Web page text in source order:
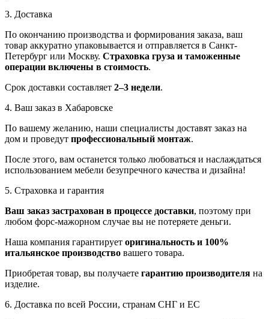
3. Доставка
По окончанию производства и формирования заказа, ваш
товар аккуратно упаковывается и отправляется в Санкт-
Петербург или Москву. Страховка груза и таможенные
операции включены в стоимость.
Срок доставки составляет 2–3 недели.
4. Ваш заказ в Хабаровске
По вашему желанию, наши специалисты доставят заказ на
дом и проведут профессиональный монтаж.
После этого, вам останется только любоваться и наслаждаться
использованием мебели безупречного качества и дизайна!
5. Страховка и гарантия
Ваш заказ застрахован в процессе доставки, поэтому при
любом форс-мажорном случае вы не потеряете деньги.
Наша компания гарантирует оригинальность и 100%
итальянское производство вашего товара.
Приобретая товар, вы получаете гарантию производителя на
изделие.
6. Доставка по всей России, странам СНГ и ЕС